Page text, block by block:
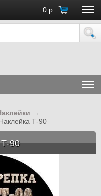
0 р.
(Москва)
→
Наклейка Т-90
90